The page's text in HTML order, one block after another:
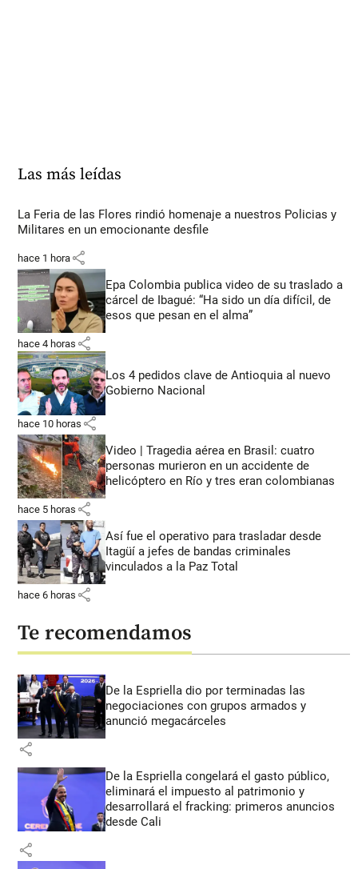
Las más leídas
La Feria de las Flores rindió homenaje a nuestros Policias y
Militares en un emocionante desfile
hace 1 hora share
Epa Colombia publica video de su traslado a
cárcel de Ibagué: “Ha sido un día difícil, de
esos que pesan en el alma”
hace 4 horas share
Los 4 pedidos clave de Antioquia al nuevo
Gobierno Nacional
hace 10 horas share
Video | Tragedia aérea en Brasil: cuatro
personas murieron en un accidente de
helicóptero en Río y tres eran colombianas
hace 5 horas share
Así fue el operativo para trasladar desde
Itagüí a jefes de bandas criminales
vinculados a la Paz Total
hace 6 horas share
Te recomendamos
De la Espriella dio por terminadas las
negociaciones con grupos armados y
anunció megacárceles
share
De la Espriella congelará el gasto público,
eliminará el impuesto al patrimonio y
desarrollará el fracking: primeros anuncios
desde Cali
share